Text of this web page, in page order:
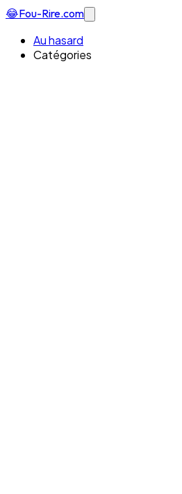
😂Fou-Rire.com
Au hasard
Catégories